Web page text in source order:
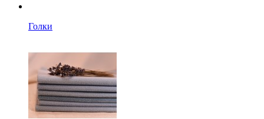
Голки